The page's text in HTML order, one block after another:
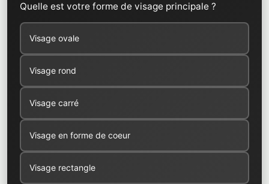
Quelle est votre forme de visage principale ?
Visage ovale
Visage rond
Visage carré
Visage en forme de coeur
Visage rectangle